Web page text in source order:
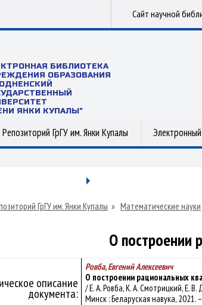
Сайт научной
БИБЛИОТЕКА
ОБРАЗОВАНИЯ
ЯНКИ КУПАЛЫ"
Репозиторий ГрГУ им. Янки Купалы
ГрГУ им. Янки Купалы » Математические науки
О построении
описание
документа:
Ровба, Евгений Алексеевич
О построении рациональных
/ Е. А. Ровба, К. А. Смотрицкий, Е.
Минск : Беларуская навука, 2021.